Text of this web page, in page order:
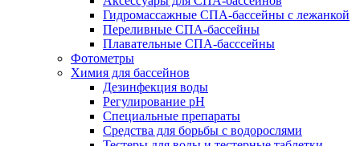
Гидромассажные СПА-бассейны с лежанкой
Переливные СПА-бассейны
Плавательные СПА-басссейны
Фотометры
Химия для бассейнов
Дезинфекция воды
Регулирование pH
Специальные препараты
Средства для борьбы с водорослями